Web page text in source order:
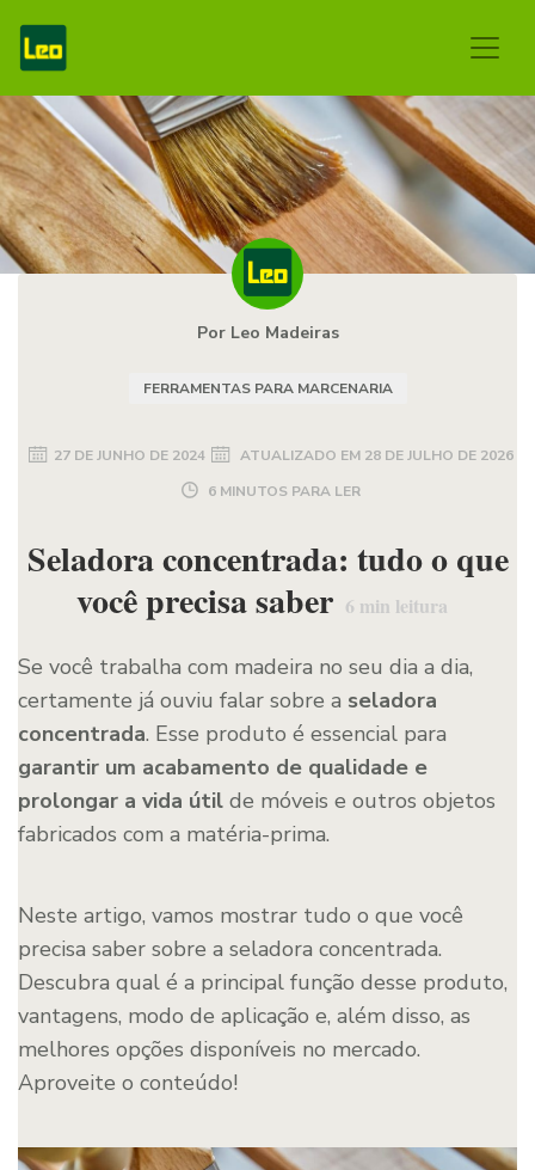
Por Leo Madeiras
FERRAMENTAS PARA MARCENARIA
27 DE JUNHO DE 2024 ATUALIZADO EM 28 DE JULHO DE 2026
6 MINUTOS PARA LER
Seladora concentrada: tudo o que
você precisa saber 6 min leitura
Se você trabalha com madeira no seu dia a dia,
certamente já ouviu falar sobre a seladora
concentrada. Esse produto é essencial para
garantir um acabamento de qualidade e
prolongar a vida útil de móveis e outros objetos
fabricados com a matéria-prima.
Neste artigo, vamos mostrar tudo o que você
precisa saber sobre a seladora concentrada.
Descubra qual é a principal função desse produto,
vantagens, modo de aplicação e, além disso, as
melhores opções disponíveis no mercado.
Aproveite o conteúdo!